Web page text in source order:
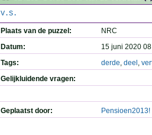
V.S.
Plaats van de puzzel:
NRC
Datum:
15 juni 2020
Tags:
derde, deel ,
Gelijkluidende vragen:
Geplaatst door: Pensioen2013!